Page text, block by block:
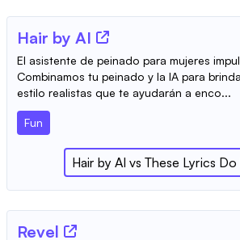
Hair by AI
El asistente de peinado para mujeres
Combinamos tu peinado y la IA para
estilo realistas que te ayudarán a enco...
Fun
Hair by AI vs These Lyrics Do
Revel